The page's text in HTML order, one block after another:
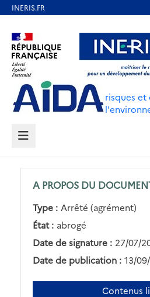
contenu
principal
Aller au contenu Aller
Aller au pied de page
risques
MENU
A PROPOS DU
Type : Arrêté (agrément)
État : abrogé
Date de signature : 27/07/
Date de publication : 13/
Contenus